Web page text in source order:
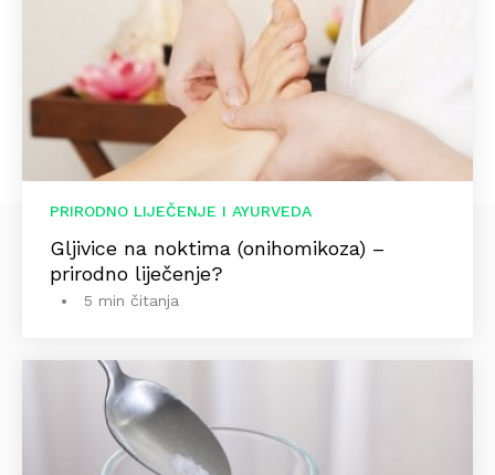
PRIRODNO LIJEČENJE I AYURVEDA
Gljivice na noktima (onihomikoza) –
prirodno liječenje?
5 min čitanja